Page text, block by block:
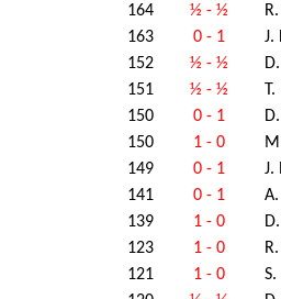
164 ½ - ½
163 0 - 1
J.
152 ½ - ½
151 ½ - ½
T.
150 0 - 1
150 1 - 0
149 0 - 1
J.
141 0 - 1
139 1 - 0
123 1 - 0
121 1 - 0